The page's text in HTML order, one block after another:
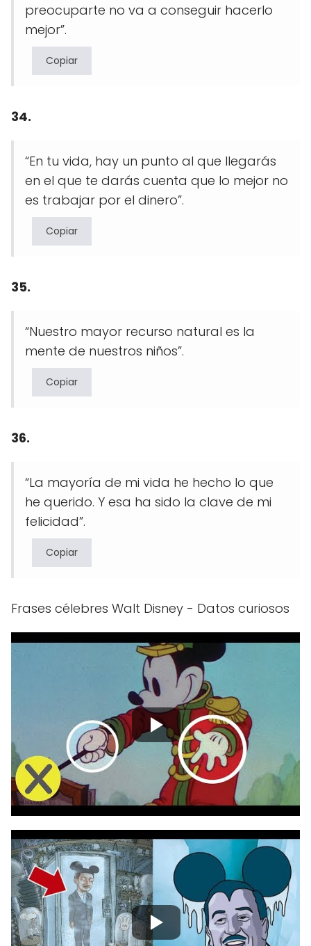
preocuparte no va a conseguir hacerlo
mejor”.
Copiar
34.
“En tu vida, hay un punto al que llegarás
en el que te darás cuenta que lo mejor no
es trabajar por el dinero”.
Copiar
35.
“Nuestro mayor recurso natural es la
mente de nuestros niños”.
Copiar
36.
“La mayoría de mi vida he hecho lo que
he querido. Y esa ha sido la clave de mi
felicidad”.
Copiar
Frases célebres Walt Disney - Datos curiosos